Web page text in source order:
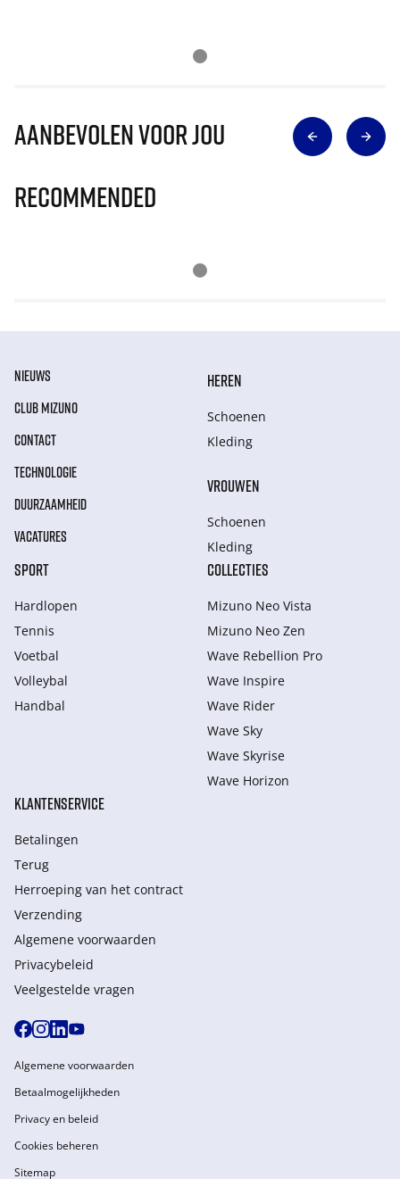
Aanbevolen voor jou
Recommended
NIEUWS
CLUB MIZUNO
CONTACT
TECHNOLOGIE
DUURZAAMHEID
VACATURES
HEREN
Schoenen
Kleding
VROUWEN
Schoenen
Kleding
SPORT
Hardlopen
Tennis
Voetbal
Volleybal
Handbal
COLLECTIES
Mizuno Neo Vista
Mizuno Neo Zen
Wave Rebellion Pro
Wave Inspire
Wave Rider
Wave Sky
Wave Skyrise
Wave Horizon
KLANTENSERVICE
Betalingen
Terug
Herroeping van het contract
Verzending
Algemene voorwaarden
Privacybeleid
Veelgestelde vragen
Algemene voorwaarden
Betaalmogelijkheden
Privacy en beleid
Cookies beheren
Sitemap